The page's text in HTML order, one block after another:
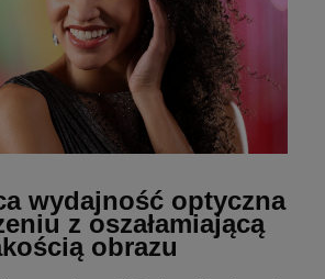
wydajność optyczna
z oszałamiającą
obrazu